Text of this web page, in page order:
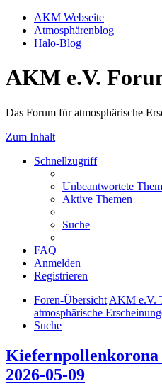
AKM Webseite
Atmosphärenblog
Halo-Blog
AKM e.V.
Das Forum für atmosphärische
Zum Inhalt
Schnellzugriff
Unbeantwortete
Aktive Themen
Suche
FAQ
Anmelden
Registrieren
Foren-Übersicht AKM e.V.
atmosphärische
Suche
2026-05-09